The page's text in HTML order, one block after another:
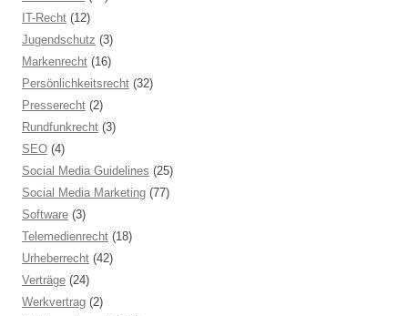
IT-Recht (12)
Jugendschutz (3)
Markenrecht (16)
Persönlichkeitsrecht (32)
Presserecht (2)
Rundfunkrecht (3)
SEO (4)
Social Media Guidelines (25)
Social Media Marketing (77)
Software (3)
Telemedienrecht (18)
Urheberrecht (42)
Verträge (24)
Werkvertrag (2)